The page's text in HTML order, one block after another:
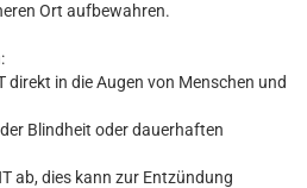
Ort aufbewahren.
direkt in die Augen von Menschen und
Blindheit oder dauerhaften
ab, dies kann zur Entzündung